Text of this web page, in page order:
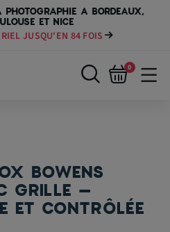
A BORDEAUX,
ET NICE
JUSQU'EN 84 FOIS
0
BOWENS
GRILLE –
ET CONTRÔLÉE